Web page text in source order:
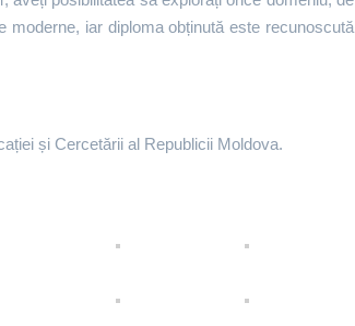
moderne, iar diploma obținută este recunoscută
și Cercetării al Republicii Moldova.